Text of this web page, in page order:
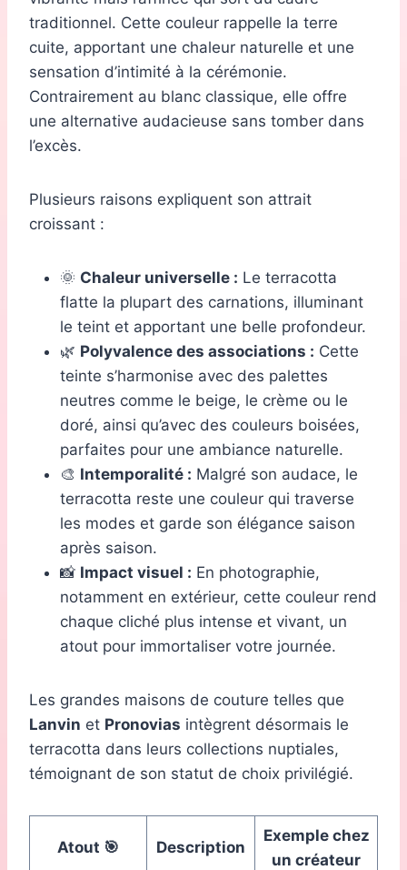
traditionnel. Cette couleur rappelle la terre
cuite, apportant une chaleur naturelle et une
sensation d’intimité à la cérémonie.
Contrairement au blanc classique, elle offre
une alternative audacieuse sans tomber dans
l’excès.
Plusieurs raisons expliquent son attrait
croissant :
🌞 Chaleur universelle : Le terracotta
flatte la plupart des carnations, illuminant
le teint et apportant une belle profondeur.
🌿 Polyvalence des associations : Cette
teinte s’harmonise avec des palettes
neutres comme le beige, le crème ou le
doré, ainsi qu’avec des couleurs boisées,
parfaites pour une ambiance naturelle.
🎨 Intemporalité : Malgré son audace, le
terracotta reste une couleur qui traverse
les modes et garde son élégance saison
après saison.
📸 Impact visuel : En photographie,
notamment en extérieur, cette couleur rend
chaque cliché plus intense et vivant, un
atout pour immortaliser votre journée.
Les grandes maisons de couture telles que
Lanvin et Pronovias intègrent désormais le
terracotta dans leurs collections nuptiales,
témoignant de son statut de choix privilégié.
Atout 🎯 Description
Exemple chez
un créateur